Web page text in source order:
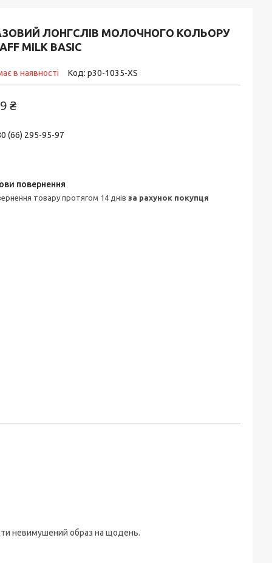
ЛОНГСЛІВ МОЛОЧНОГО КОЛЬОРУ
MILK BASIC
в наявності Код: p30-1035-XS
₴
(66) 295-95-97
товару протягом 14 днів за рахунок покупця
невимушений образ на щодень.